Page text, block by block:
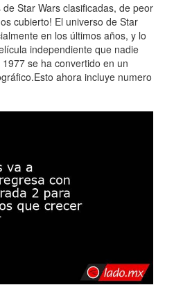
Star Wars clasificadas, de peor
cubierto! El universo de Star
en los últimos años, y lo
independiente que nadie
se ha convertido en un
ahora incluye numero